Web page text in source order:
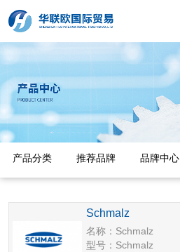
产品分类 推荐品牌 品牌中心
Schmalz
名称：Schmalz
型号：Schmalz